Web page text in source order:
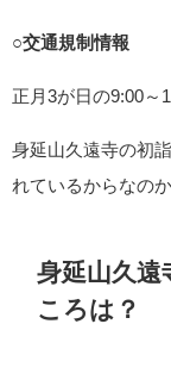
○交通規制情報
正月3が日の9:00～
身延山久遠寺の初
れているからなの
身延山久遠
ころは？